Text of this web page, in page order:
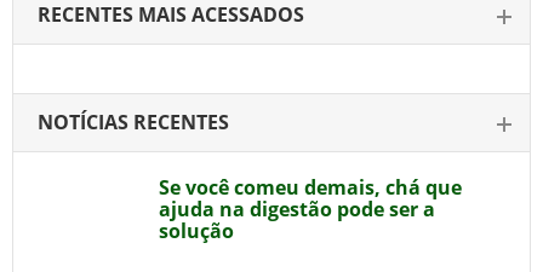
RECENTES MAIS ACESSADOS
NOTÍCIAS RECENTES
Se você comeu demais, chá que
ajuda na digestão pode ser a
solução